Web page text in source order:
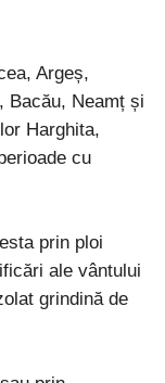
Argeș,
Bacău, Neamț și
Harghita,
cu
prin ploi
ale vântului
grindină de